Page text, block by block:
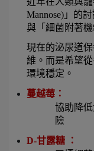
Mannose)」的
與「細菌附著
現在的泌尿道
維。而是希望
環境穩定。
蔓越莓：
協助降
險
D-甘露糖 ：